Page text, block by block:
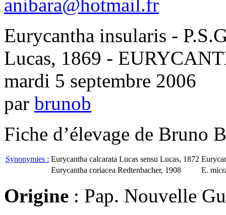
anibara@hotmail.fr
Eurycantha insularis -
Lucas, 1869 -
mardi 5 septembre 2006
par brunob
Fiche d’élevage de Bruno
Synonymies : Eurycantha calcarata Lucas sensu Lucas, 1872
Eurycantha coriacea Redtenbacher, 1908
E.
Origine : Pap. Nouvelle